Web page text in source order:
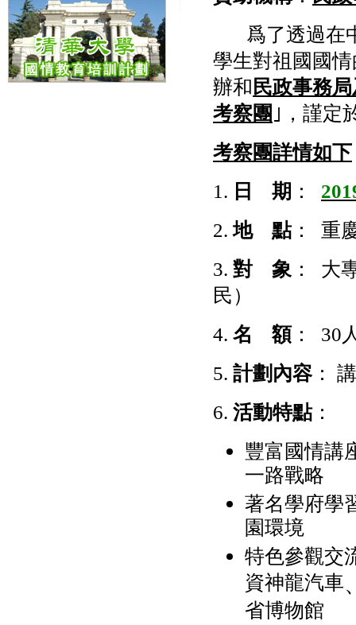
爲了透過在中
學生對祖國國
辦和 民政事務
考察團 ｣，謹定
考察團詳情如下
1. 日 期 ：
2.地 點： 重
3. 對 象 ： 大
民）
4. 名 額： 30
5. 計劃內容：
6. 活動特點：
豐富國情講
一路戰略
著名學府學
園環境
特色參觀交
資神龍汽車
省博物館